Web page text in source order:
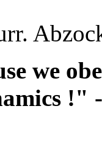
we
!"